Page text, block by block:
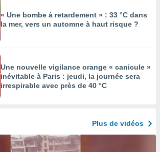
« Une bombe à retardement » : 33 °C dans
la mer, vers un automne à haut risque ?
Une nouvelle vigilance orange « canicule »
inévitable à Paris : jeudi, la journée sera
irrespirable avec près de 40 °C
Plus de vidéos